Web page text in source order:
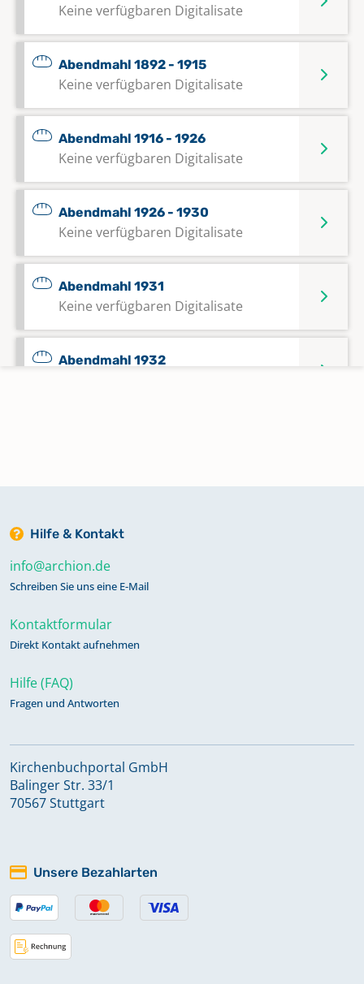
Keine verfügbaren Digitalisate
Abendmahl 1892 - 1915
Keine verfügbaren Digitalisate
Abendmahl 1916 - 1926
Keine verfügbaren Digitalisate
Abendmahl 1926 - 1930
Keine verfügbaren Digitalisate
Abendmahl 1931
Keine verfügbaren Digitalisate
Abendmahl 1932
Keine verfügbaren Digitalisate
Abendmahl 1937 - 1939
Keine verfügbaren Digitalisate
Keine verfügbaren Digitalisate
Abendmahl 1943 - 1949
Abendmahl 1950 - 1955
Keine verfügbaren Digitalisate
Abendmahl 1951 - 1974
Hilfe & Kontakt
info@archion.de
Schreiben Sie uns eine E-Mail
Kontaktformular
Direkt Kontakt aufnehmen
Hilfe (FAQ)
Fragen und Antworten
Kirchenbuchportal GmbH
Balinger Str. 33/1
70567 Stuttgart
Unsere Bezahlarten